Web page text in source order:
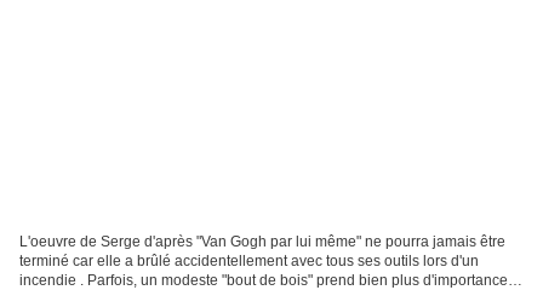
L'oeuvre de Serge d'après "Van Gogh par lui même" ne pourra jamais être
terminé car elle a brûlé accidentellement avec tous ses outils lors d'un
incendie . Parfois, un modeste "bout de bois" prend bien plus d'importance